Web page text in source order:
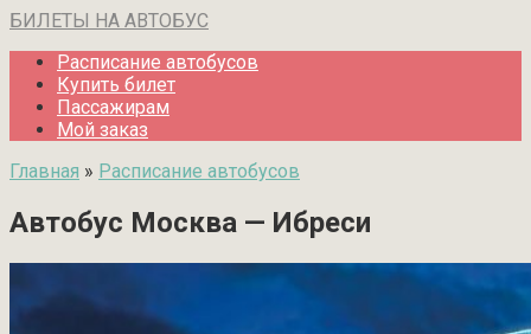
Перейти
контенту
БИЛЕТЫ НА АВТОБУС
Расписание автобусов
Купить билет
Пассажирам
Мой заказ
Главная » Расписание автобусов
Автобус Москва — Ибреси